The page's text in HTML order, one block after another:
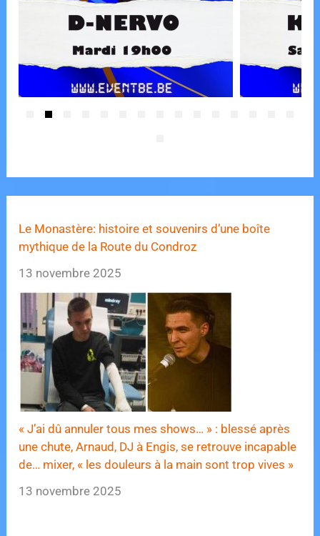
Le Monastère: histoire et souvenirs d’une boîte
mythique de la Route du Condroz
13 novembre 2025
« J’ai dû annuler tous mes shows… » : blessé après
une chute, Arnaud, DJ à Engis, se retrouve incapable
de… mixer, « les douleurs à la main sont trop vives »
13 novembre 2025